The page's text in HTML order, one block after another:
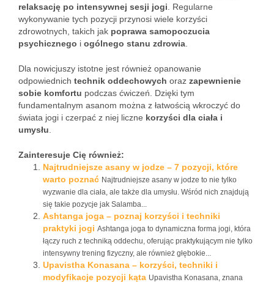
relaksację po intensywnej sesji jogi . Regularne
wykonywanie tych pozycji przynosi wiele korzyści
zdrowotnych, takich jak poprawa samopoczucia
psychicznego i ogólnego stanu zdrowia
Dla nowicjuszy istotne jest również opanowanie
odpowiednich technik oddechowych oraz zapewnienie
sobie komfortu podczas ćwiczeń. Dzięki tym
fundamentalnym asanom można z łatwością wkroczyć do
świata jogi i czerpać z niej liczne korzyści dla ciała i
umysłu
Zainteresuje Cię również:
Najtrudniejsze asany w jodze – 7 pozycji, które
warto poznać Najtrudniejsze asany w jodze to nie tylko
wyzwanie dla ciała, ale także dla umysłu. Wśród nich znajdują
się takie pozycje jak Salamba...
Ashtanga joga – poznaj korzyści i techniki
praktyki jogi Ashtanga joga to dynamiczna forma jogi, która
łączy ruch z techniką oddechu, oferując praktykującym nie tylko
intensywny trening fizyczny, ale również głębokie...
Upavistha Konasana – korzyści, techniki i
modyfikacje pozycji kąta Upavistha Konasana, znana